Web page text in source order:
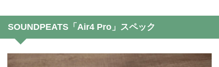
SOUNDPEATS「Air4 Pro」スペック